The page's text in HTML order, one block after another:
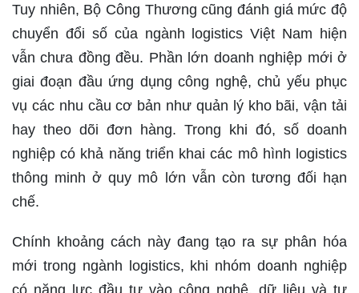
Tuy nhiên, Bộ Công Thương cũng đánh giá mức độ
chuyển đổi số của ngành logistics Việt Nam hiện
vẫn chưa đồng đều. Phần lớn doanh nghiệp mới ở
giai đoạn đầu ứng dụng công nghệ, chủ yếu phục
vụ các nhu cầu cơ bản như quản lý kho bãi, vận tải
hay theo dõi đơn hàng. Trong khi đó, số doanh
nghiệp có khả năng triển khai các mô hình logistics
thông minh ở quy mô lớn vẫn còn tương đối hạn
chế.
Chính khoảng cách này đang tạo ra sự phân hóa
mới trong ngành logistics, khi nhóm doanh nghiệp